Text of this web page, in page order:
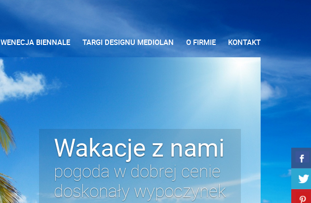
WENECJA BIENNALE TARGI DESIGNU MEDIOLAN O FIRMIE KONTAKT
Wakacje z nami
pogoda w dobrej cenie
doskonały wypoczynek